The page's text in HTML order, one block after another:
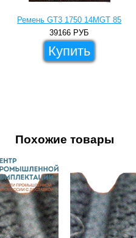
Ремень GT3 1750 14MGT 85
39166 РУБ
Купить
Похожие товары